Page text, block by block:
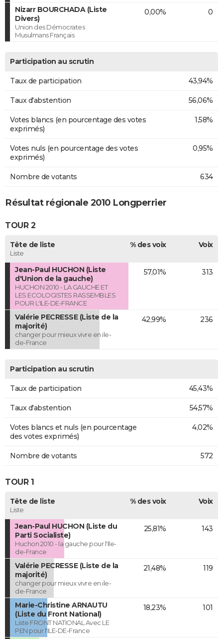
Nizarr BOURCHADA (Liste
Divers)
Union des Démocrates
Musulmans Français
0,00% 0
Participation au scrutin
Taux de participation 43,94%
Taux d'abstention 56,06%
Votes blancs (en pourcentage des votes
exprimés)
1,58%
Votes nuls (en pourcentage des votes
exprimés)
0,95%
Nombre de votants 634
Résultat régionale 2010 Longperrier
TOUR 2
Tête de liste
Liste
% des voix Voix
Jean-Paul HUCHON (Liste
d'Union de la gauche)
HUCHON 2010 - LA GAUCHE ET
LES ECOLOGISTES RASSEMBLES
POUR L'ILE-DE-FRANCE
57,01% 313
Valérie PECRESSE (Liste de la
majorité)
changer pour mieux vivre en ile-
de-France
42,99% 236
Participation au scrutin
Taux de participation 45,43%
Taux d'abstention 54,57%
Votes blancs et nuls (en pourcentage
des votes exprimés)
4,02%
Nombre de votants 572
TOUR 1
Tête de liste
Liste
% des voix Voix
Jean-Paul HUCHON (Liste du
Parti Socialiste)
Huchon 2010 - la gauche pour l'Ile-
de-France
25,81% 143
Valérie PECRESSE (Liste de la
majorité)
changer pour mieux vivre en ile-
de-France
21,48% 119
Marie-Christine ARNAUTU
(Liste du Front National)
Liste FRONT NATIONAL Avec LE
PEN pour l'ILE-DE-France
18,23% 101